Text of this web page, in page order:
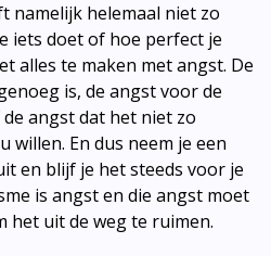
namelijk helemaal niet zo
iets doet of hoe perfect je
alles te maken met angst. De
is, de angst voor de
angst dat het niet zo
willen. En dus neem je een
en blijf je het steeds voor je
is angst en die angst moet
het uit de weg te ruimen.